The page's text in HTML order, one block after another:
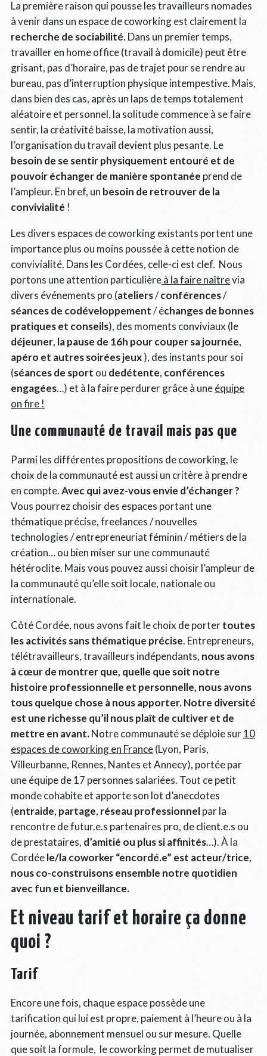
La première raison qui pousse les travailleurs nomades
à venir dans un espace de coworking est clairement la
recherche de sociabilité. Dans un premier temps,
travailler en home office (travail à domicile) peut être
grisant, pas d’horaire, pas de trajet pour se rendre au
bureau, pas d’interruption physique intempestive. Mais,
dans bien des cas, après un laps de temps totalement
aléatoire et personnel, la solitude commence à se faire
sentir, la créativité baisse, la motivation aussi,
l’organisation du travail devient plus pesante. Le
besoin de se sentir physiquement entouré et de
pouvoir échanger de manière spontanée prend de
l’ampleur. En bref, un besoin de retrouver de la
convivialité !
Les divers espaces de coworking existants portent une
importance plus ou moins poussée à cette notion de
convivialité. Dans les Cordées, celle-ci est clef. Nous
portons une attention particulièreà la faire naîtrevia
divers événements pro (ateliers/conférences/
séances de codéveloppement/ échanges de bonnes
pratiques et conseils), des moments conviviaux (le
déjeuner, la pause de 16h pour couper sa journée,
apéro et autres soirées jeux), des instants pour soi
(séances de sport ou dedétente, conférences
engagées…) et à la faire perdurer grâce à uneéquipe
on fire !
Une communauté de travail mais pas que
Parmi les différentes propositions de coworking, le
choix de la communauté est aussi un critère à prendre
en compte.Avec qui avez-vous envie d’échanger ?
Vous pourrez choisir des espaces portant une
thématique précise, freelances / nouvelles
technologies / entrepreneuriat féminin / métiers de la
création… ou bien miser sur une communauté
hétéroclite. Mais vous pouvez aussi choisir l’ampleur de
la communauté qu’elle soit locale, nationale ou
internationale.
Côté Cordée, nous avons fait le choix de portertoutes
les activités sans thématique précise. Entrepreneurs,
télétravailleurs, travailleurs indépendants, nous avons
à cœur de montrer que, quelle que soit notre
histoire professionnelle et personnelle, nous avons
tous quelque chose à nous apporter. Notre diversité
est une richesse qu’il nous plaît de cultiver et de
mettre en avant.Notre communauté se déploie sur10
espaces de coworking en France(Lyon, Paris,
Villeurbanne, Rennes, Nantes et Annecy), portée par
une équipe de 17 personnes salariées. Tout ce petit
monde cohabite et apporte son lot d’anecdotes
(entraide, partage, réseau professionnelpar la
rencontre de futur.e.s partenaires pro, de client.e.s ou
de prestataires, d’amitié ou plus si affinités…). À la
Cordéele/la coworker “encordé.e” est acteur/trice,
nous co-construisons ensemble notre quotidien
avec fun et bienveillance.
Et niveau tarif et horaire ça donne
quoi ?
Tarif
Encore une fois, chaque espace possède une
tarification qui lui est propre, paiement à l’heure ou à la
journée, abonnement mensuel ou sur mesure. Quelle
que soit la formule, le coworking permet de mutualiser